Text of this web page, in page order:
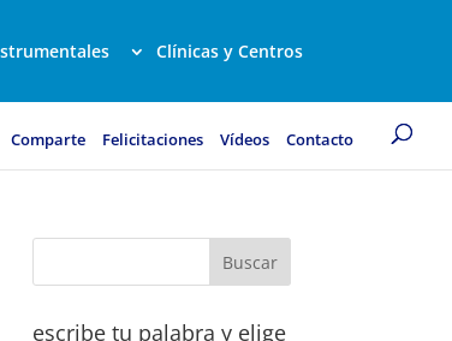
Clínicas y Centros
Comparte Felicitaciones Vídeos Contacto
escribe tu palabra y elige